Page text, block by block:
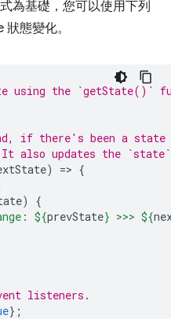
為基礎，您可以使用下列
態變化。
the `getState()`
if there's been a state
also updates the `state`
) => {
)
{
${prevState} >>> ${
listeners.
};